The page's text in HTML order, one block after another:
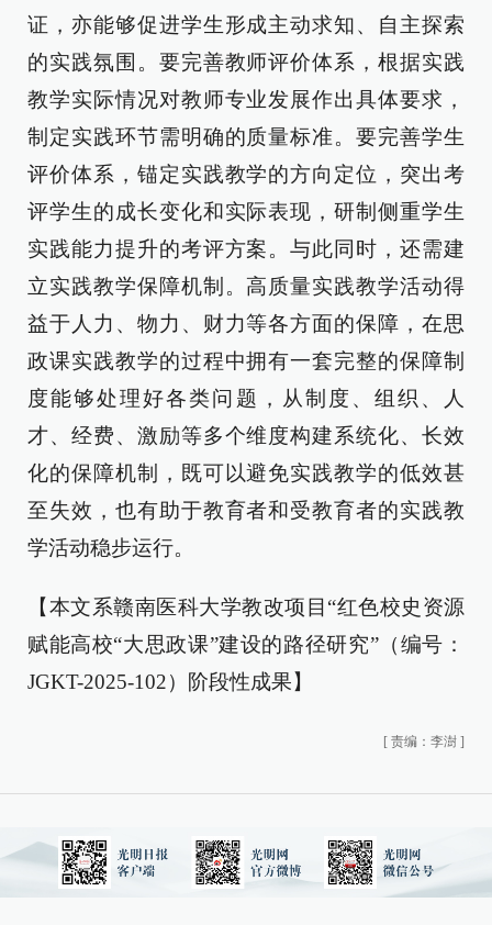
证，亦能够促进学生形成主动求知、自主探索
的实践氛围。要完善教师评价体系，根据实践
教学实际情况对教师专业发展作出具体要求，
制定实践环节需明确的质量标准。要完善学生
评价体系，锚定实践教学的方向定位，突出考
评学生的成长变化和实际表现，研制侧重学生
实践能力提升的考评方案。与此同时，还需建
立实践教学保障机制。高质量实践教学活动得
益于人力、物力、财力等各方面的保障，在思
政课实践教学的过程中拥有一套完整的保障制
度能够处理好各类问题，从制度、组织、人
才、经费、激励等多个维度构建系统化、长效
化的保障机制，既可以避免实践教学的低效甚
至失效，也有助于教育者和受教育者的实践教
学活动稳步运行。
【本文系赣南医科大学教改项目“红色校史资源
赋能高校“大思政课”建设的路径研究”（编号：
JGKT-2025-102）阶段性成果】
[ 责编：李澍 ]